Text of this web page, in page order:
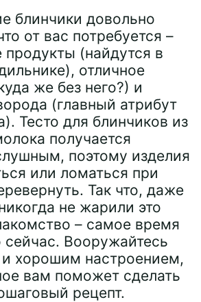
блинчики довольно
от вас потребуется –
(найдутся в
отличное
же без него?) и
(главный атрибут
Тесто для блинчиков из
получается
поэтому изделия
или ломаться при
Так что, даже
не жарили это
– самое время
сейчас. Вооружайтесь
хорошим настроением,
вам поможет сделать
рецепт.